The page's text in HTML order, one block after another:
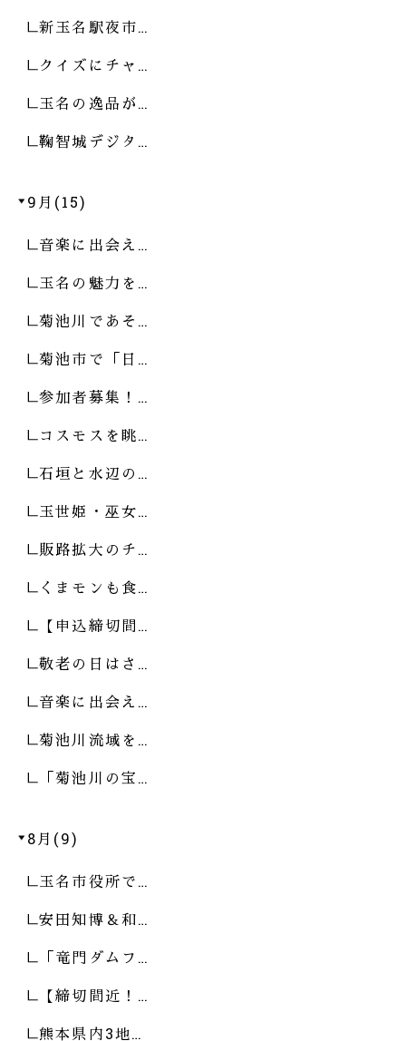
新玉名駅夜市…
クイズにチャ…
玉名の逸品が…
鞠智城デジタ…
9月(15)
音楽に出会え…
玉名の魅力を…
菊池川であそ…
菊池市で「日…
参加者募集！…
コスモスを眺…
石垣と水辺の…
玉世姫・巫女…
販路拡大のチ…
くまモンも食…
【申込締切間…
敬老の日はさ…
音楽に出会え…
菊池川流域を…
「菊池川の宝…
8月(9)
玉名市役所で…
安田知博＆和…
「竜門ダムフ…
【締切間近！…
熊本県内3地…